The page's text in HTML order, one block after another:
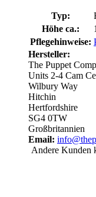
Typ:
Höhe ca.:
Pflegehinweise:
Hersteller:
The Puppet
Units 2-4 Cam
Wilbury Way
Hitchin
Hertfordshire
SG4 0TW
Großbritannien
Email:
Andere Kunden